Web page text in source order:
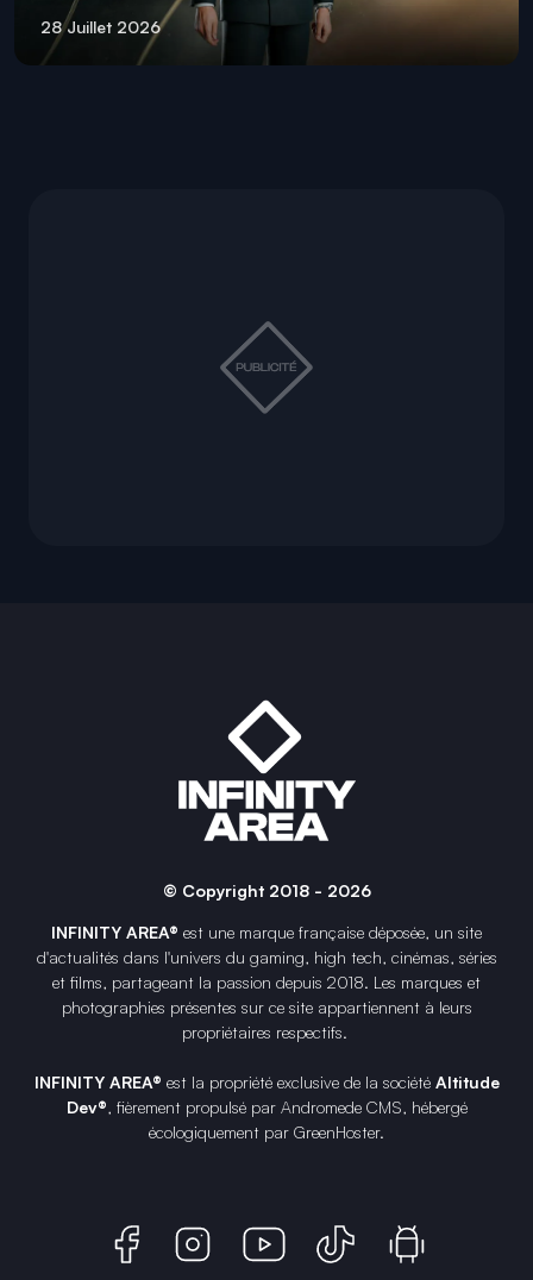
28 Juillet 2026
© Copyright 2018 - 2026
INFINITY AREA® est une marque française déposée, un site
d'actualités dans l'univers du gaming, high tech, cinémas, séries
et films, partageant la passion depuis 2018. Les marques et
photographies présentes sur ce site appartiennent à leurs
propriétaires respectifs.
INFINITY AREA® est la propriété exclusive de la société Altitude
Dev®, fièrement propulsé par Andromede CMS, hébergé
écologiquement par GreenHoster.